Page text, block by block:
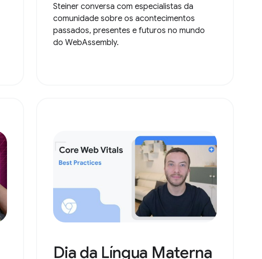
Steiner conversa com especialistas da
comunidade sobre os acontecimentos
passados, presentes e futuros no mundo
do WebAssembly.
Dia da Língua Materna